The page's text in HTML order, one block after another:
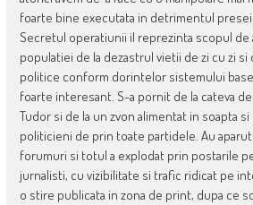
foarte bine executata in detrimentul
Secretul operatiunii il reprezinta scopul de
populatiei de la dezastrul vietii de zi cu zi si
politice conform dorintelor sistemului
foarte interesant. S-a pornit de la cateva
Tudor si de la un zvon alimentat in soapta
politicieni de prin toate partidele. Au
forumuri si totul a explodat prin postarile
jurnalisti, cu vizibilitate si trafic ridicat pe
o stire publicata in zona de print, dupa ce